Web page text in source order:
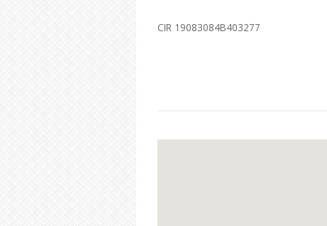
CIR 19083084B403277